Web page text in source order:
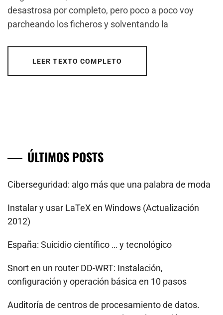
desastrosa por completo, pero poco a poco voy
parcheando los ficheros y solventando la
LEER TEXTO COMPLETO
ÚLTIMOS POSTS
Ciberseguridad: algo más que una palabra de moda
Instalar y usar LaTeX en Windows (Actualización
2012)
España: Suicidio científico … y tecnológico
Snort en un router DD-WRT: Instalación,
configuración y operación básica en 10 pasos
Auditoría de centros de procesamiento de datos.